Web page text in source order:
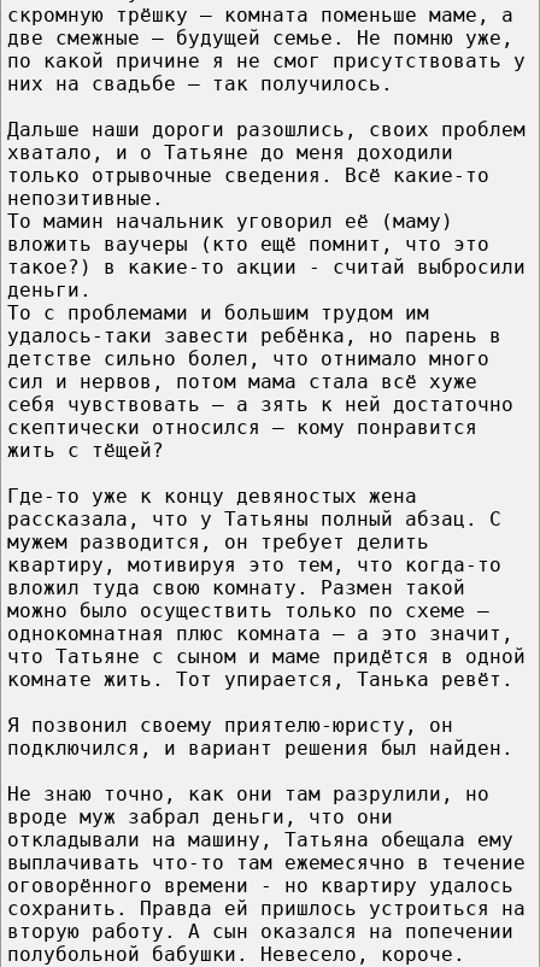
скромную трёшку – комната поменьше маме, а
две смежные – будущей семье. Не помню уже,
по какой причине я не смог присутствовать у
них на свадьбе – так получилось.
Дальше наши дороги разошлись, своих проблем
хватало, и о Татьяне до меня доходили
только отрывочные сведения. Всё какие-то
непозитивные.
То мамин начальник уговорил её (маму)
вложить ваучеры (кто ещё помнит, что это
такое?) в какие-то акции - считай выбросили
деньги.
То с проблемами и большим трудом им
удалось-таки завести ребёнка, но парень в
детстве сильно болел, что отнимало много
сил и нервов, потом мама стала всё хуже
себя чувствовать – а зять к ней достаточно
скептически относился – кому понравится
жить с тёщей?
Где-то уже к концу девяностых жена
рассказала, что у Татьяны полный абзац. С
мужем разводится, он требует делить
квартиру, мотивируя это тем, что когда-то
вложил туда свою комнату. Размен такой
можно было осуществить только по схеме –
однокомнатная плюс комната – а это значит,
что Татьяне с сыном и маме придётся в одной
комнате жить. Тот упирается, Танька ревёт.
Я позвонил своему приятелю-юристу, он
подключился, и вариант решения был найден.
Не знаю точно, как они там разрулили, но
вроде муж забрал деньги, что они
откладывали на машину, Татьяна обещала ему
выплачивать что-то там ежемесячно в течение
оговорённого времени - но квартиру удалось
сохранить. Правда ей пришлось устроиться на
вторую работу. А сын оказался на попечении
полубольной бабушки. Невесело, короче.